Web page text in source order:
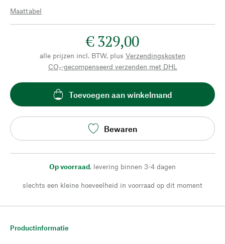
Maattabel
€ 329,00
alle prijzen incl. BTW, plus Verzendingskosten
CO₂-gecompenseerd verzenden met DHL
Toevoegen aan winkelmand
Bewaren
Op voorraad, levering binnen 3-4 dagen
slechts een kleine hoeveelheid in voorraad op dit moment
Productinformatie